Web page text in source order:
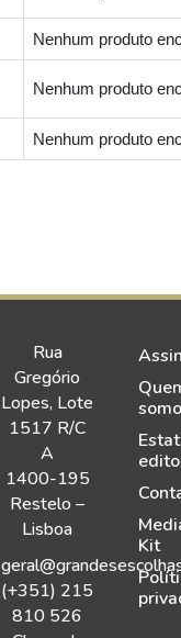
Nenhum produto
Nenhum produto
Nenhum produto
Rua
Gregório
Lopes, Lote
1517 R/C
A
1400-195
Restelo –
Lisboa
(+351) 215
810 526
Kit